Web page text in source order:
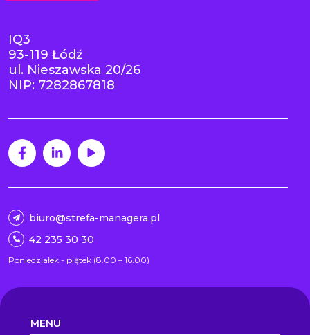
IQ3
93-119 Łódź
ul. Nieszawska 20/26
NIP: 7282867818
biuro@strefa-managera.pl
42 235 30 30
Poniedziałek - piątek (8.00 – 16.00)
MENU